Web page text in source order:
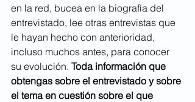
en la red, bucea en la biografía del
entrevistado, lee otras entrevistas que
le hayan hecho con anterioridad,
incluso muchos antes, para conocer
su evolución. Toda información que
obtengas sobre el entrevistado y sobre
el tema en cuestión sobre el que